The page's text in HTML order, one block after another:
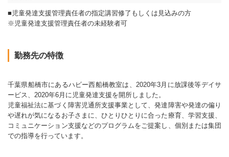
■児童発達支援管理責任者の指定講習修了もしくは見込みの方
※児童発達支援管理責任者の未経験者可
勤務先の特徴
千葉県船橋市にあるハビー西船橋教室は、2020年3月に放課後等デイサ
ービス、2020年6月に児童発達支援を開所しました。
児童福祉法に基づく障害児通所支援事業として、発達障害や発達の偏り
や遅れが気になるお子さまに、ひとりひとりに合った療育、学習支援、
コミュニケーション支援などのプログラムをご提案し、個別または集団
での指導を行っています。